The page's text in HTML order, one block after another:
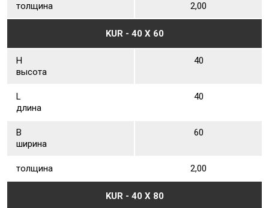
толщина 2,00
KUR - 40 Х 60
Н
высота
40
L
длина
40
В
ширина
60
толщина 2,00
KUR - 40 Х 80